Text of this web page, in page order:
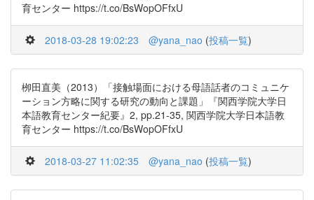
育センター https://t.co/BsWopOFfxU
2018-03-28 19:02:23 @yana_nao (投稿一覧)
栁田直美（2013）「接触場面における母語話者のコミュニケ
ーション方略に関する研究の動向と課題」『関西学院大学日
本語教育センター紀要』2, pp.21-35, 関西学院大学日本語教
育センター https://t.co/BsWopOFfxU
2018-03-27 11:02:35 @yana_nao (投稿一覧)